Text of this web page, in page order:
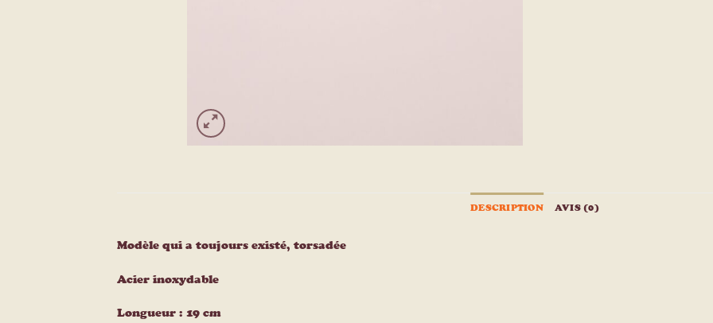
DESCRIPTION AVIS (0)
Modèle qui a toujours existé, torsadée
Acier inoxydable
Longueur : 19 cm